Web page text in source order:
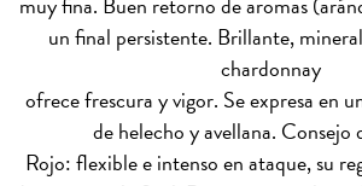
un final persistente. Brillante,
chardonnay
ofrece frescura y vigor. Se expresa en
de helecho y avellana. Consejo
Rojo: flexible e intenso en ataque, su